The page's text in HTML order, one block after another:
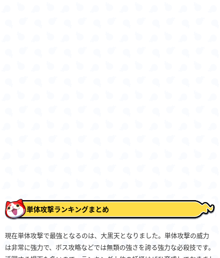
単体攻撃ランキングまとめ
現在単体攻撃で最強となるのは、大黒天となりました。単体攻撃の威力
は非常に強力で、ボス攻略などでは無類の強さを誇る強力な必殺技です。